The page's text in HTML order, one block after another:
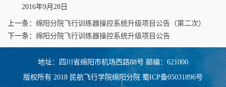
2016年9月28日
上一条： 绵阳分院飞行训练器操控系统升级项目公告（第二次）
下一条： 绵阳分院飞行训练器操控系统升级项目公告
地址：四川省绵阳市机场西路88号 邮编：621000
版权所有 2018 民航飞行学院绵阳分院 蜀ICP备05031896号